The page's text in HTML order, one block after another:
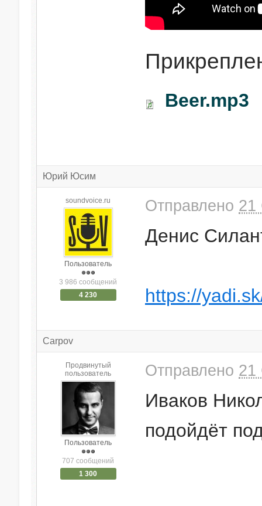
Beer.mp3
Юрий Юсим
soundvoice.ru
Пользователь
3 986 сообщений
4 230
Отправлено 21
Денис
https://
Carpov
Продвинутый
пользователь
Пользователь
707 сообщений
1 300
Отправлено 21
Иваков
подойдёт